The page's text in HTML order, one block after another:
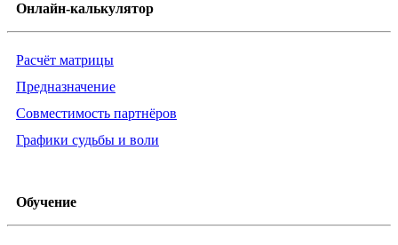
Онлайн-калькулятор
Расчёт матрицы
Предназначение
Совместимость партнёров
Графики судьбы и воли
Обучение